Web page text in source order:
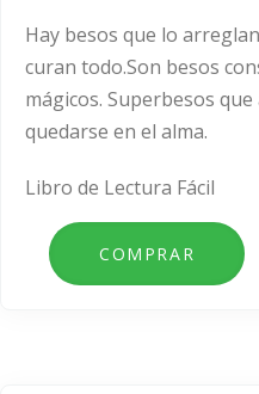
Hay besos que lo
curan todo.Son besos
mágicos. Superbesos
quedarse en el alma.
Libro de Lectura Fácil